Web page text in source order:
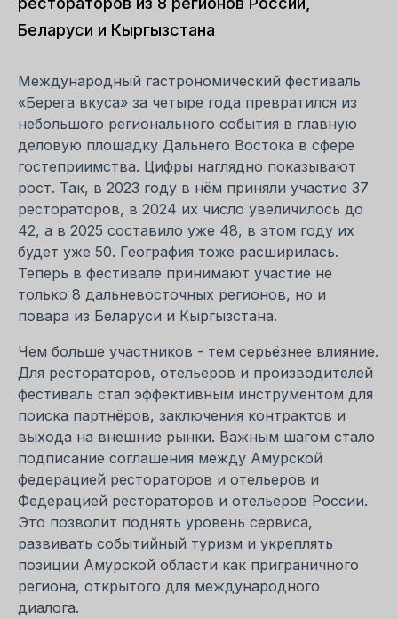
Беларуси и Кыргызстана
Международный гастрономический фестиваль
«Берега вкуса» за четыре года превратился из
небольшого регионального события в главную
деловую площадку Дальнего Востока в сфере
гостеприимства. Цифры наглядно показывают
рост. Так, в 2023 году в нём приняли участие 37
рестораторов, в 2024 их число увеличилось до
42, а в 2025 составило уже 48, в этом году их
будет уже 50. География тоже расширилась.
Теперь в фестивале принимают участие не
только 8 дальневосточных регионов, но и
повара из Беларуси и Кыргызстана.
Чем больше участников - тем серьёзнее влияние.
Для рестораторов, отельеров и производителей
фестиваль стал эффективным инструментом для
поиска партнёров, заключения контрактов и
выхода на внешние рынки. Важным шагом стало
подписание соглашения между Амурской
федерацией рестораторов и отельеров и
Федерацией рестораторов и отельеров России.
Это позволит поднять уровень сервиса,
развивать событийный туризм и укреплять
позиции Амурской области как приграничного
региона, открытого для международного
диалога.